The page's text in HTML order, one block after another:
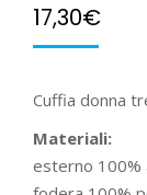
17,30€
Cuffia donna
Materiali:
esterno 100%